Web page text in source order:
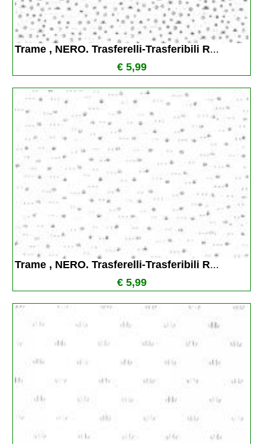
Trame , NERO. Trasferelli-Trasferibili R...
€ 5,99
Trame , NERO. Trasferelli-Trasferibili R...
€ 5,99